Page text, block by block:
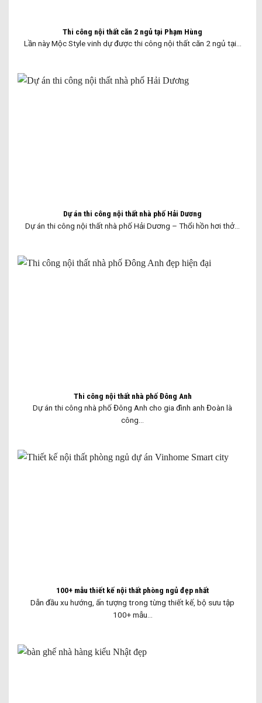
Thi công nội thất căn 2 ngủ tại Phạm Hùng
Lần này Mộc Style vinh dự được thi công nội thất căn 2 ngủ tại...
Dự án thi công nội thất nhà phố Hải Dương
Dự án thi công nội thất nhà phố Hải Dương – Thổi hồn hơi thở...
Thi công nội thất nhà phố Đông Anh
Dự án thi công nhà phố Đông Anh cho gia đình anh Đoàn là
công...
100+ mẫu thiết kế nội thất phòng ngủ đẹp nhất
Dẫn đầu xu hướng, ấn tượng trong từng thiết kế, bộ sưu tập
100+ mẫu...